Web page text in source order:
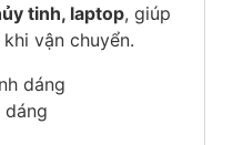
tinh, laptop, giúp
vận chuyển.
dáng